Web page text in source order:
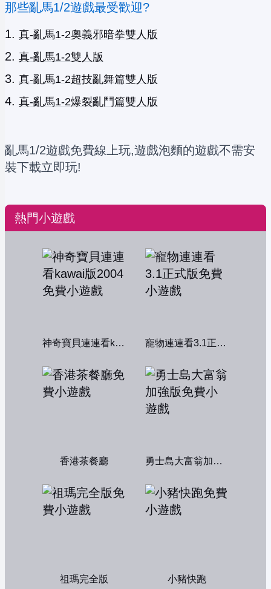
那些亂馬1/2遊戲最受歡迎?
真-亂馬1-2奧義邪暗拳雙人版
真-亂馬1-2雙人版
真-亂馬1-2超技亂舞篇雙人版
真-亂馬1-2爆裂亂鬥篇雙人版
亂馬1/2遊戲免費線上玩,遊戲泡麵的遊戲不需安
裝下載立即玩!
熱門小遊戲
神奇寶貝連連看kawai版2004 寵物連連看3.1正式版
香港茶餐廳 勇士島大富翁加強版
祖瑪完全版 小豬快跑